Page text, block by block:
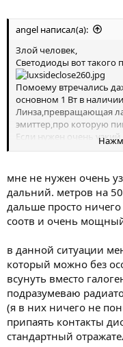
angel написал(а):
Злой человек,
Светодиоды вот такого
Помоему втречались
основном 1 Вт в
Линза,превращающая
эмиттер,про которую
Если нужен очень
зеркальные
мне не нужен очень
дальний. метров на
дальше просто
соотв и очень
в данной ситуации
который можно без
всунуть вместо
подразумеваю
(я в них ничего не
припаять контакты
стандартный